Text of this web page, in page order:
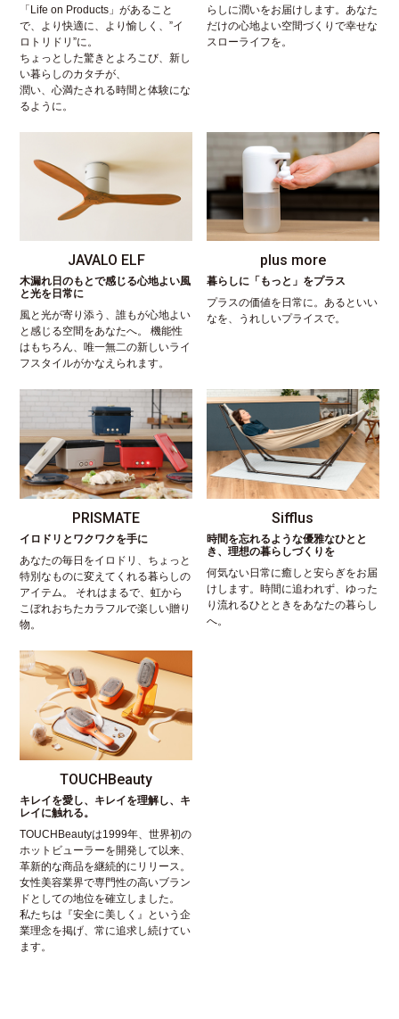
「Life on Products」があること
で、より快適に、より愉しく、”イ
ロトリドリ”に。
ちょっとした驚きとよろこび、新し
い暮らしのカタチが、
潤い、心満たされる時間と体験にな
るように。
らしに潤いをお届けします。あなた
だけの心地よい空間づくりで幸せな
スローライフを。
JAVALO ELF
木漏れ日のもとで感じる心地よい風
と光を日常に
風と光が寄り添う、誰もが心地よい
と感じる空間をあなたへ。 機能性
はもちろん、唯一無二の新しいライ
フスタイルがかなえられます。
plus more
暮らしに「もっと」をプラス
プラスの価値を日常に。あるといい
なを、うれしいプライスで。
PRISMATE
イロドリとワクワクを手に
あなたの毎日をイロドリ、ちょっと
特別なものに変えてくれる暮らしの
アイテム。 それはまるで、虹から
こぼれおちたカラフルで楽しい贈り
物。
Sifflus
時間を忘れるような優雅なひとと
き、理想の暮らしづくりを
何気ない日常に癒しと安らぎをお届
けします。時間に追われず、ゆった
り流れるひとときをあなたの暮らし
へ。
TOUCHBeauty
キレイを愛し、キレイを理解し、キ
レイに触れる。
TOUCHBeautyは1999年、世界初の
ホットビューラーを開発して以来、
革新的な商品を継続的にリリース。
女性美容業界で専門性の高いブラン
ドとしての地位を確立しました。
私たちは『安全に美しく』という企
業理念を掲げ、常に追求し続けてい
ます。